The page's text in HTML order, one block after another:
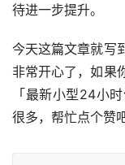
待进一步提升。
今天这篇文章就写
非常开心了，如果
「最新小型24小
很多，帮忙点个赞吧